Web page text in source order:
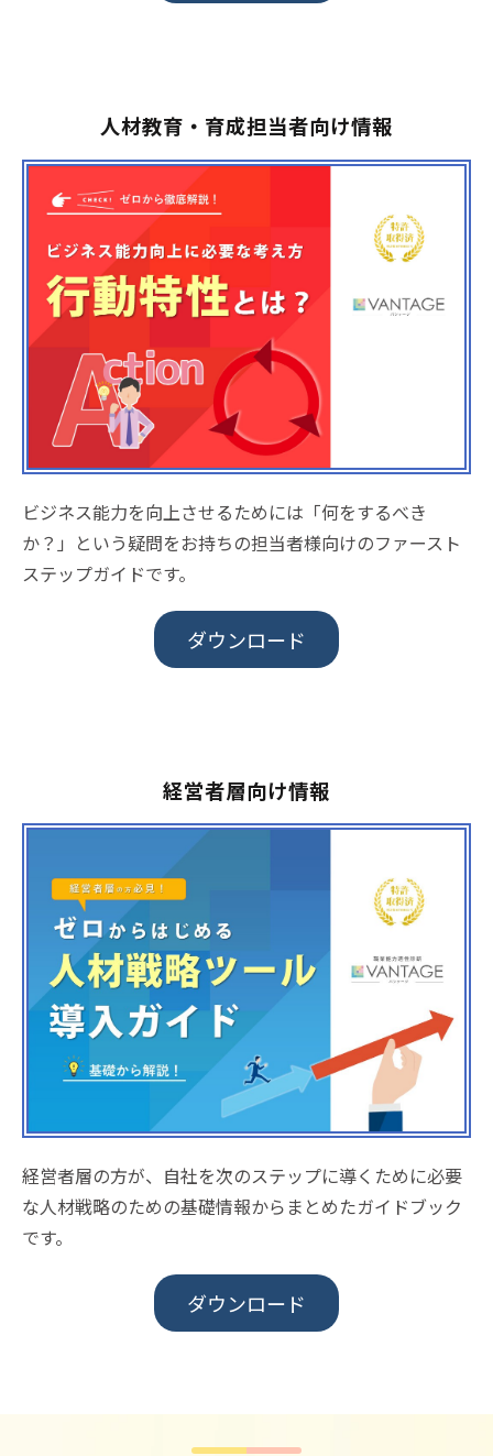
人材教育・育成担当者向け情報
ビジネス能力を向上させるためには「何をするべき
か？」という疑問をお持ちの担当者様向けのファースト
ステップガイドです。
ダウンロード
経営者層向け情報
経営者層の方が、自社を次のステップに導くために必要
な人材戦略のための基礎情報からまとめたガイドブック
です。
ダウンロード